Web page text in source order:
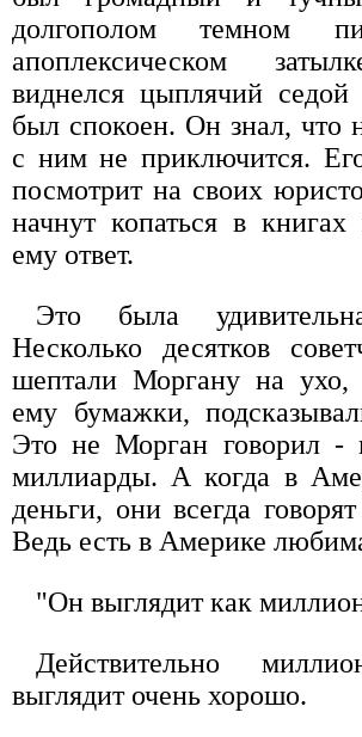
долгополом темном
апоплексическом
виднелся цыплячий
был спокоен. Он знал, что
с ним не приключится.
посмотрит на своих
начнут копаться в
ему ответ.
Это была
Несколько десятков
шептали Моргану на ухо,
ему бумажки,
Это не Морган говорил -
миллиарды. А когда в
деньги, они всегда
Ведь есть в Америке
"Он выглядит как
Действительно
выглядит очень хорошо.